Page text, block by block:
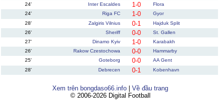
24'
Inter Escaldes 1-0
Flora
24'
Riga FC 1-0
Gyor
28'
Zalgiris Vilnius 0-1
Hajduk Split
26'
Sheriff 0-0
St. Gallen
27'
Dinamo Kyiv 1-0
Karabakh
26'
Rakow Czestochowa 0-0
Hammarby
25'
Goteborg 0-0
AA Gent
28'
Debrecen 0-1 Kobenhavn
Xem trên bongdaso66.info | Về đầu trang
© 2006-2026 Digital Football